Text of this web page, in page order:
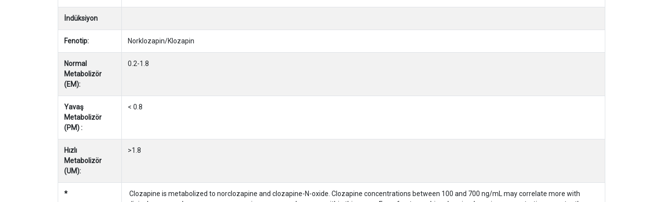
İndüksiyon
Fenotip: Norklozapin/Klozapin
Normal
Metabolizör
(EM):
0.2-1.8
Yavaş
Metabolizör
(PM) :
< 0.8
Hızlı
Metabolizör
(UM):
>1.8
*
Clozapine is metabolized to norclozapine and clozapine-N-oxide. Clozapine concentrations between 100 and 700 ng/mL may correlate more with